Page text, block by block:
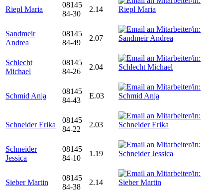
Riepl Maria
08145
84-30
2.14
Sandmeir
Andrea
08145
84-49
2.07
Schlecht
Michael
08145
84-26
2.04
Schmid Anja
08145
84-43
E.03
Schneider Erika
08145
84-22
2.03
Schneider
Jessica
08145
84-10
1.19
Sieber Martin
08145
84-38
2.14